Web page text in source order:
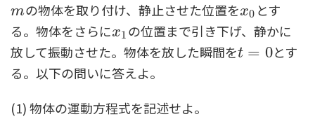
m
mの物体を取り付け、静止させた位置をx0
x0 とす
る。物体をさらにx1
x1 の位置まで引き下げ、静かに
放して振動させた。物体を放した瞬間をt = 0
t =0
とす
る。以下の問いに答えよ。
(1) 物体の運動方程式を記述せよ。